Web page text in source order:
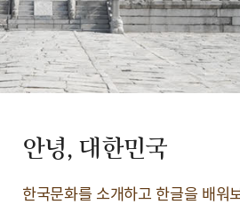
안녕, 대한민국
한국문화를 소개하고 한글을 배워